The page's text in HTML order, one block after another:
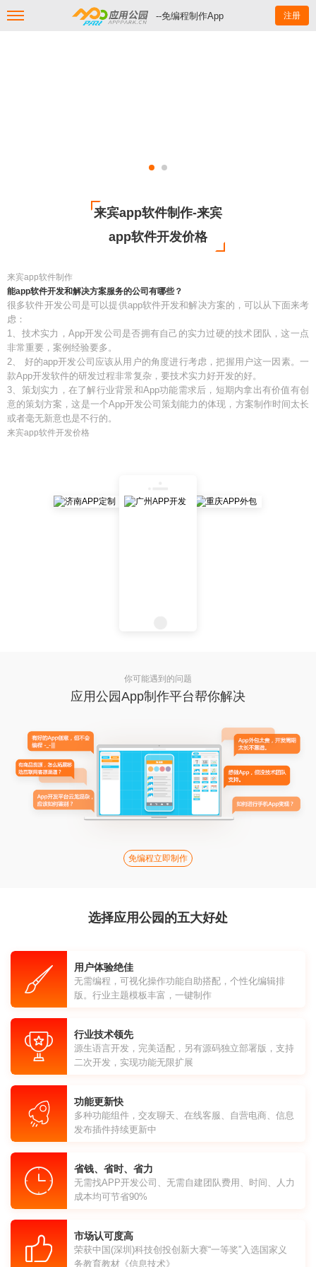
--免编程制作App 注册
来宾app软件制作-来宾
app软件开发价格
来宾app软件制作
能app软件开发和解决方案服务的公司有哪些？
很多软件开发公司是可以提供app软件开发和解决方案的，可以从下面来考
虑：
1、技术实力，App开发公司是否拥有自己的实力过硬的技术团队，这一点
非常重要，案例经验要多。
2、 好的app开发公司应该从用户的角度进行考虑，把握用户这一因素。一
款App开发软件的研发过程非常复杂，要技术实力好开发的好。
3、策划实力，在了解行业背景和App功能需求后，短期内拿出有价值有创
意的策划方案，这是一个App开发公司策划能力的体现，方案制作时间太长
或者毫无新意也是不行的。
来宾app软件开发价格
你可能遇到的问题
应用公园App制作平台帮你解决
免编程立即制作
选择应用公园的五大好处
用户体验绝佳
无需编程，可视化操作功能自助搭配，个性化编辑排
版。行业主题模板丰富，一键制作
行业技术领先
源生语言开发，完美适配，另有源码独立部署版，支持
二次开发，实现功能无限扩展
功能更新快
多种功能组件，交友聊天、在线客服、自营电商、信息
发布插件持续更新中
省钱、省时、省力
无需找APP开发公司、无需自建团队费用、时间、人力
成本均可节省90%
市场认可度高
荣获中国(深圳)科技创投创新大赛“一等奖”入选国家义
务教育教材《信息技术》